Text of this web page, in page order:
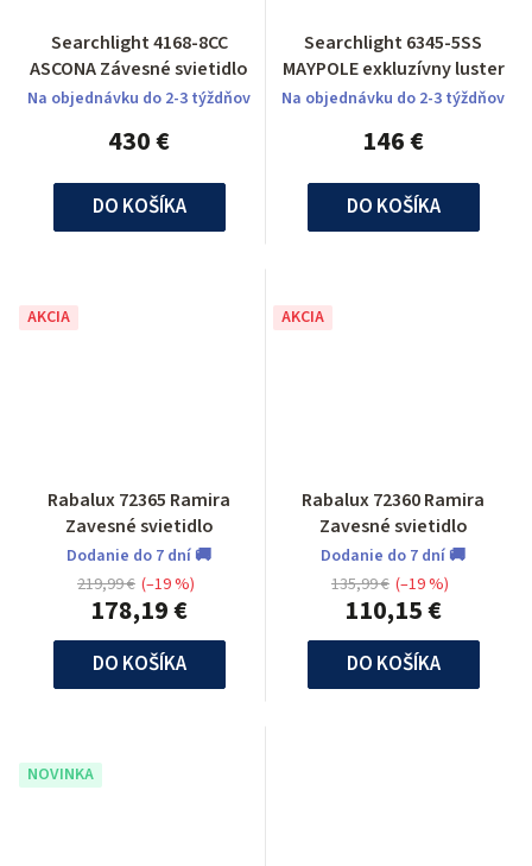
Searchlight 4168-8CC
ASCONA Závesné svietidlo
Na objednávku do 2-3 týždňov
430 €
DO KOŠÍKA
Searchlight 6345-5SS
MAYPOLE exkluzívny luster
Na objednávku do 2-3 týždňov
146 €
DO KOŠÍKA
AKCIA
Rabalux 72365 Ramira
Zavesné svietidlo
Dodanie do 7 dní 🚚
178,19 €
219,99 € (–19 %)
DO KOŠÍKA
AKCIA
Rabalux 72360 Ramira
Zavesné svietidlo
Dodanie do 7 dní 🚚
110,15 €
135,99 € (–19 %)
DO KOŠÍKA
NOVINKA